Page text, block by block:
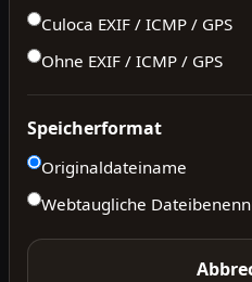
Culoca EXIF / ICMP / GPS
Ohne EXIF / ICMP / GPS
Speicherformat
Originaldateiname
Webtaugliche